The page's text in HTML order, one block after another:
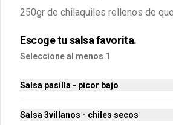
Extra Bolillo
rellenos.
250gr de chilaquiles rellenos de
Escoge tu salsa favorita.
Seleccione al menos 1
Salsa pasilla - picor bajo
Salsa 3villanos - chiles secos